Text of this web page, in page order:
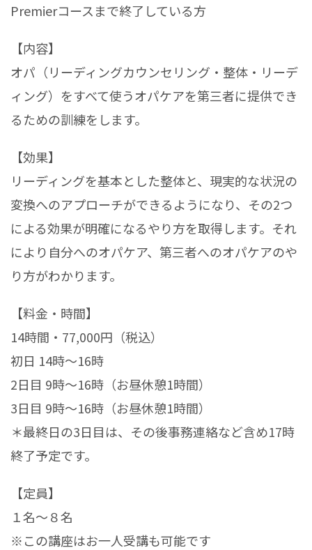
Premierコースまで終了している方
【内容】
オパ（リーディングカウンセリング・整体・リーデ
ィング）をすべて使うオパケアを第三者に提供でき
るための訓練をします。
【効果】
リーディングを基本とした整体と、現実的な状況の
変換へのアプローチができるようになり、その2つ
による効果が明確になるやり方を取得します。それ
により自分へのオパケア、第三者へのオパケアのや
り方がわかります。
【料金・時間】
14時間・77,000円（税込）
初日 14時〜16時
2日目 9時〜16時（お昼休憩1時間）
3日目 9時〜16時（お昼休憩1時間）
＊最終日の3日目は、その後事務連絡など含め17時
終了予定です。
【定員】
１名～８名
※この講座はお一人受講も可能です